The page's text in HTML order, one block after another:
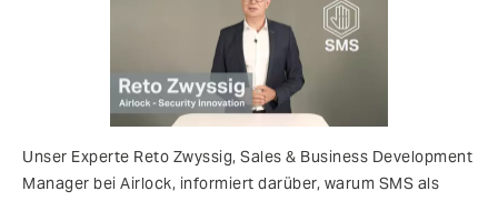
Unser Experte Reto Zwyssig, Sales & Business Development
Manager bei Airlock, informiert darüber, warum SMS als